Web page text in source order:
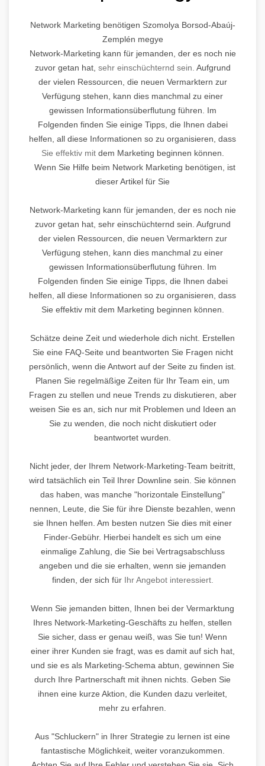
Network Marketing benötigen Szomolya Borsod-Abaúj-
Zemplén megye
Network-Marketing kann für jemanden, der es noch nie
zuvor getan hat, sehr einschüchternd sein. Aufgrund
der vielen Ressourcen, die neuen Vermarktern zur
Verfügung stehen, kann dies manchmal zu einer
gewissen Informationsüberflutung führen. Im
Folgenden finden Sie einige Tipps, die Ihnen dabei
helfen, all diese Informationen so zu organisieren, dass
Sie effektiv mitdem Marketing beginnen können.
Wenn Sie Hilfe beim Network Marketing benötigen, ist
dieser Artikel für Sie
Network-Marketing kann für jemanden, der es noch nie
zuvor getan hat, sehr einschüchternd sein. Aufgrund
der vielen Ressourcen, die neuen Vermarktern zur
Verfügung stehen, kann dies manchmal zu einer
gewissen Informationsüberflutung führen. Im
Folgenden finden Sie einige Tipps, die Ihnen dabei
helfen, all diese Informationen so zu organisieren, dass
Sie effektiv mit dem Marketing beginnen können.
Schätze deine Zeit und wiederhole dich nicht. Erstellen
Sie eine FAQ-Seite und beantworten Sie Fragen nicht
persönlich, wenn die Antwort auf der Seite zu finden ist.
Planen Sie regelmäßige Zeiten für Ihr Team ein, um
Fragen zu stellen und neue Trends zu diskutieren, aber
weisen Sie es an, sich nur mit Problemen und Ideen an
Sie zu wenden, die noch nicht diskutiert oder
beantwortet wurden.
Nicht jeder, der Ihrem Network-Marketing-Team beitritt,
wird tatsächlich ein Teil Ihrer Downline sein. Sie können
das haben, was manche "horizontale Einstellung"
nennen, Leute, die Sie für ihre Dienste bezahlen, wenn
sie Ihnen helfen. Am besten nutzen Sie dies mit einer
Finder-Gebühr. Hierbei handelt es sich um eine
einmalige Zahlung, die Sie bei Vertragsabschluss
angeben und die sie erhalten, wenn sie jemanden
finden, der sich für Ihr Angebot interessiert.
Wenn Sie jemanden bitten, Ihnen bei der Vermarktung
Ihres Network-Marketing-Geschäfts zu helfen, stellen
Sie sicher, dass er genau weiß, was Sie tun! Wenn
einer ihrer Kunden sie fragt, was es damit auf sich hat,
und sie es als Marketing-Schema abtun, gewinnen Sie
durch Ihre Partnerschaft mit ihnen nichts. Geben Sie
ihnen eine kurze Aktion, die Kunden dazu verleitet,
mehr zu erfahren.
Aus "Schluckern" in Ihrer Strategie zu lernen ist eine
fantastische Möglichkeit, weiter voranzukommen.